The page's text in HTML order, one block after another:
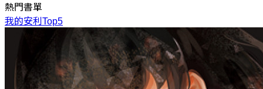
熱門書單
我的安利Top5